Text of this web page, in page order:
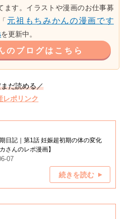
ます。イラストや漫画のお仕事募
元祖もちみかんの漫画です
を更新中。
のブログはこちら
だ読める／
レポリンク
日記｜第1話 妊娠超初期の体の変化
さんのレポ漫画】
07
続きを読む